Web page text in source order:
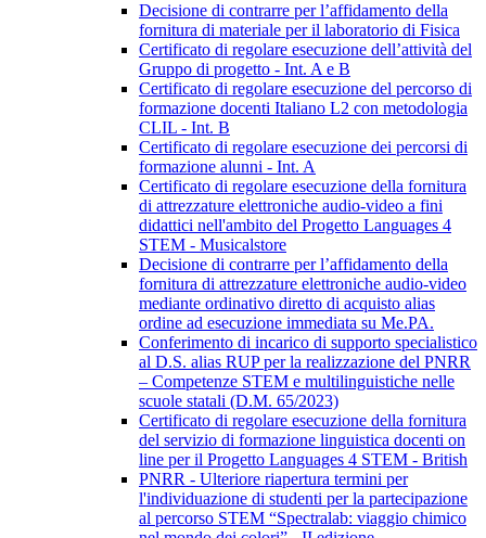
Decisione di contrarre per l’affidamento della
fornitura di materiale per il laboratorio di Fisica
Certificato di regolare esecuzione dell’attività del
Gruppo di progetto - Int. A e B
Certificato di regolare esecuzione del percorso di
formazione docenti Italiano L2 con metodologia
CLIL - Int. B
Certificato di regolare esecuzione dei percorsi di
formazione alunni - Int. A
Certificato di regolare esecuzione della fornitura
di attrezzature elettroniche audio-video a fini
didattici nell'ambito del Progetto Languages 4
STEM - Musicalstore
Decisione di contrarre per l’affidamento della
fornitura di attrezzature elettroniche audio-video
mediante ordinativo diretto di acquisto alias
ordine ad esecuzione immediata su Me.PA.
Conferimento di incarico di supporto specialistico
al D.S. alias RUP per la realizzazione del PNRR
– Competenze STEM e multilinguistiche nelle
scuole statali (D.M. 65/2023)
Certificato di regolare esecuzione della fornitura
del servizio di formazione linguistica docenti on
line per il Progetto Languages 4 STEM - British
PNRR - Ulteriore riapertura termini per
l'individuazione di studenti per la partecipazione
al percorso STEM “Spectralab: viaggio chimico